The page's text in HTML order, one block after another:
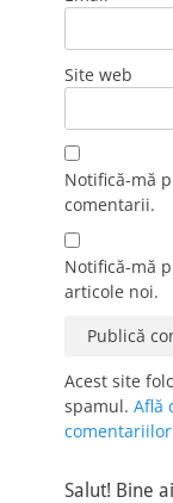
Site web
Notifică-mă
comentarii.
Notifică-mă
articole noi.
Acest site
spamul. Află
Salut! Bine